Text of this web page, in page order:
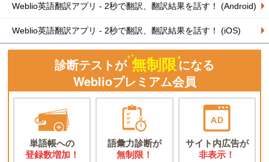
Weblio英語翻訳アプリ - 2秒で翻訳、翻訳結果を話す！ (Android)
Weblio英語翻訳アプリ - 2秒で翻訳、翻訳結果を話す！ (iOS)
診断テストが 無制限になる
Weblioプレミアム会員
単語帳への
登録数増加！
語彙力診断が
無制限！
サイト内広告が
非表示！